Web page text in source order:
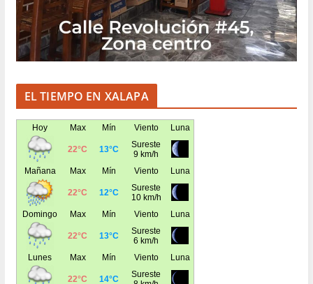
EL TIEMPO EN XALAPA